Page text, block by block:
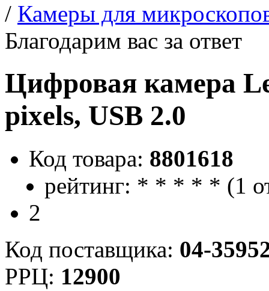
/ Камеры для
Благодарим вас за ответ
Цифровая камера
pixels, USB 2.0
Код товара: 8801618
рейтинг: * * * * * (1
2
Код поставщика: 04-
РРЦ: 12900